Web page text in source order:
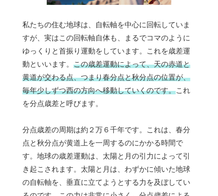
私たちの住む地球は、自転軸を中心に回転していま
すが、実はこの回転軸自体も、まるでコマのように
ゆっくりと首振り運動をしています。これを歳差運
動といいます。 この歳差運動によって、天の赤道と
黄道が交わる点、つまり春分点と秋分点の位置が、
毎年少しずつ西の方向へ移動していくのです。これ
を分点歳差と呼びます。
分点歳差の周期は約２万６千年です。これは、春分
点と秋分点が黄道上を一周するのにかかる時間で
す。地球の歳差運動は、太陽と月の引力によって引
き起こされます。太陽と月は、わずかに傾いた地球
の自転軸を、垂直に立てようとする力を及ぼしてい